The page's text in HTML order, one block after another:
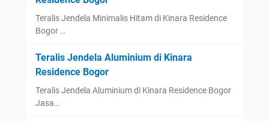
Teralis Jendela Minimalis Hitam di Kinara Residence
Bogor …
Teralis Jendela Aluminium di Kinara
Residence Bogor
Teralis Jendela Aluminium di Kinara Residence Bogor
Jasa…